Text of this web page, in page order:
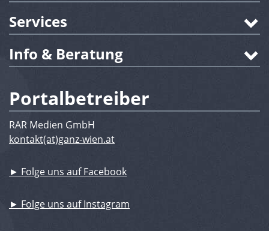
Services
Info & Beratung
Portalbetreiber
RAR Medien GmbH
kontakt(at)ganz-wien.at
► Folge uns auf Facebook
► Folge uns auf Instagram